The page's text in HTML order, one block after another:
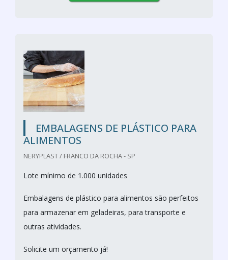
EMBALAGENS DE PLÁSTICO PARA
ALIMENTOS
NERYPLAST / FRANCO DA ROCHA - SP
Lote mínimo de 1.000 unidades
Embalagens de plástico para alimentos são perfeitos
para armazenar em geladeiras, para transporte e
outras atividades.
Solicite um orçamento já!